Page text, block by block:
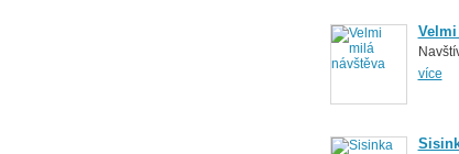
více